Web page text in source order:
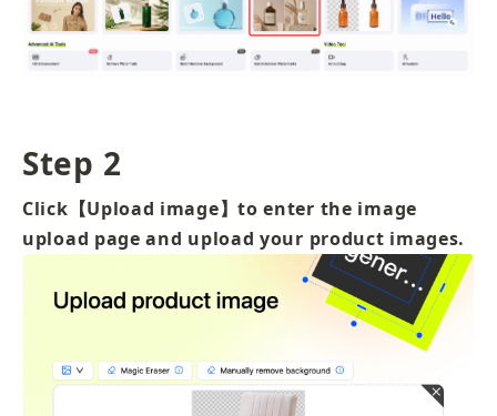
Step 2
Click【Upload image】to enter the image
upload page and upload your product images.